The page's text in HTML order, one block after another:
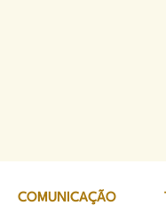
COMUNICAÇÃO